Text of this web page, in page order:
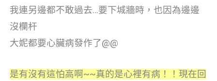
我連另邊都不敢過去…要下城牆時，也因為邊邊
沒欄杆
大妮都要心臟病發作了@@
是有沒有這怕高啊~~真的是心裡有病！！現在回